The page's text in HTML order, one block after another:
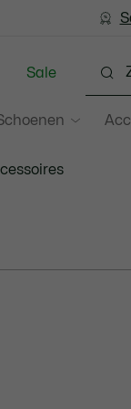
Sale